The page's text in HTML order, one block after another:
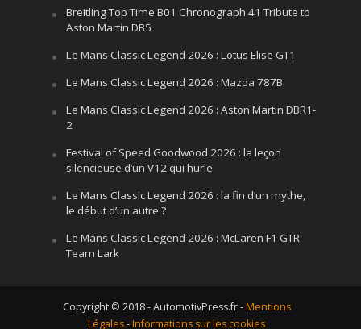
Breitling Top Time B01 Chronograph 41 Tribute to
Aston Martin DB5
Le Mans Classic Legend 2026 : Lotus Elise GT1
Le Mans Classic Legend 2026 : Mazda 787B
Le Mans Classic Legend 2026 : Aston Martin DBR1-
2
Festival of Speed Goodwood 2026 : la leçon
silencieuse d’un V12 qui hurle
Le Mans Classic Legend 2026 : la fin d’un mythe,
le début d’un autre ?
Le Mans Classic Legend 2026 : McLaren F1 GTR
Team Lark
Copyright © 2018 - AutomotivPress.fr -Mentions
Légales-Informations sur les cookies